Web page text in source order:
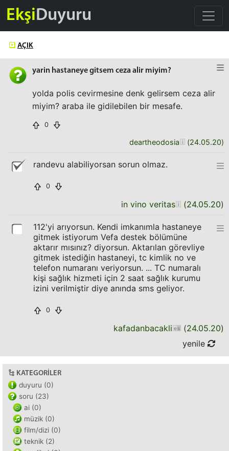
EkşiDuyuru
AÇIK
yarin hastaneye gitsem ceza alir miyim?
yolda polis cevirmesine denk gelirsem ceza alir
miyim? araba ile gidilebilen bir mesafe.
0
deartheodosia (24.05.20)
randevu alabiliyorsan sorun olmaz.
0
in vino veritas (24.05.20)
112'yi arıyorsun. Kendi imkanımla hastaneye
gitmek istiyorum Vefa destek bölümüne
aktarır mısınız? diyorsun. Aktarılan görevliye
gitmek istediğin hastaneyi, tc kimlik no ve
telefon numaranı veriyorsun. ... TC numaralı
kişi sağlık hizmeti için 2 saat sağlık kurumu
izini verilmiştir diye anında sms geliyor.
0
kafadanbacakli (24.05.20)
yenile
KATEGORILER
duyuru (0)
soru (23)
ai (0)
müzik (0)
film/dizi (0)
teknik (2)